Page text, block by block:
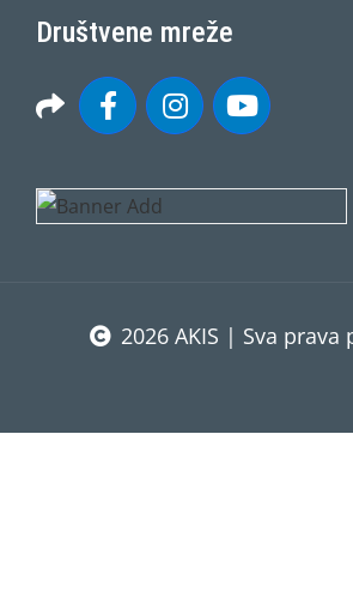
Društvene mreže
2026 AKIS | Sva prava